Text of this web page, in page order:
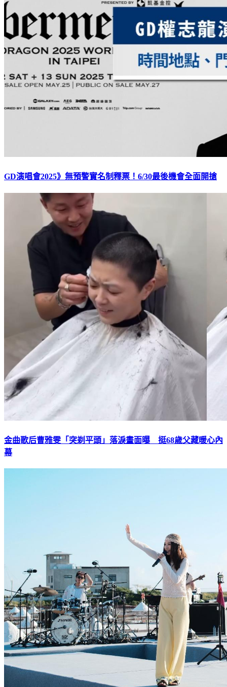
GD演唱會2025》無預警實名制釋票！6/30最後機會全面開搶
金曲歌后曹雅雯「突剃平頭」落淚畫面曝 挺68歲父藏暖心內
幕